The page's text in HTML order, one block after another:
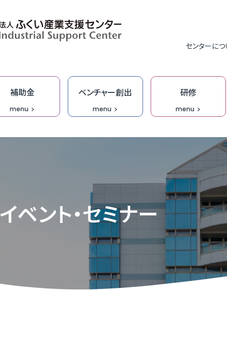
センターにつ
専門家の派遣
DX専門家派遣事業
取引かけこみ寺
補助金
menu
集客力アップに向けた課題解決応援事
ふくい創業活性化事業（成長支援）助成
【参考】市町の融資・支援制度
ベンチャー創出
menu
ふくいベンチャー創出プロジェクト
福井ベンチャーピッチ
IT起業家向け事務所等の貸出
研修
menu
「階層別」・「職種別／業種別」研修（中産
オーダーメイド研修
学びなおし支援
ふくいDXスクール
デザイン研修
ふくいクリエイティブホーム Cream（クリ
オープンイノベーション推進部賛助会員、
受託研究
ふくいオープンイノベーション推進機構
技術研究開発リンク集
無料IT相談窓口
伴走型DXプロジェクト支援事業［実行支援
ふくいDX事例集
「ふくいDX推進宣言企業」登録企業・団体
イベント・セミナー